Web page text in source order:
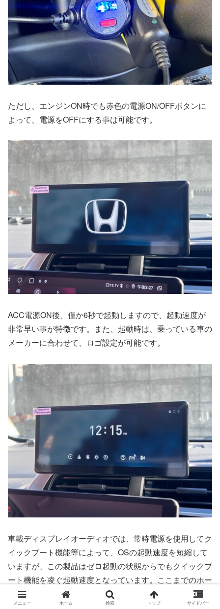
ただし、エンジンON時でも赤色の電源ON/OFFボタンに
よって、電源をOFFにする事は可能です。
ACC電源ON後、僅か6秒で起動しますので、起動速度が
非常早い事が特徴です。また、起動時は、乗っている車の
メーカーに合わせて、ロゴ設定が可能です。
車載ディスプレイオーディオでは、常時電源を使用してク
イックブート機能等によって、OSの起動速度を短縮して
いますが、この製品はゼロ起動の状態からでもクイックブ
ート機能を凌ぐ起動速度となっています。ここまでのホー
ム画面まで、僅か6秒で立ち上がります。
メニュー ホーム 検索 トップ サイドバー